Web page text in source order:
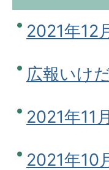
2021年12
広報いけ
2021年11
2021年10